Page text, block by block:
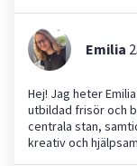
Emilia
Hej! Jag heter
utbildad frisör och
centrala stan,
kreativ och